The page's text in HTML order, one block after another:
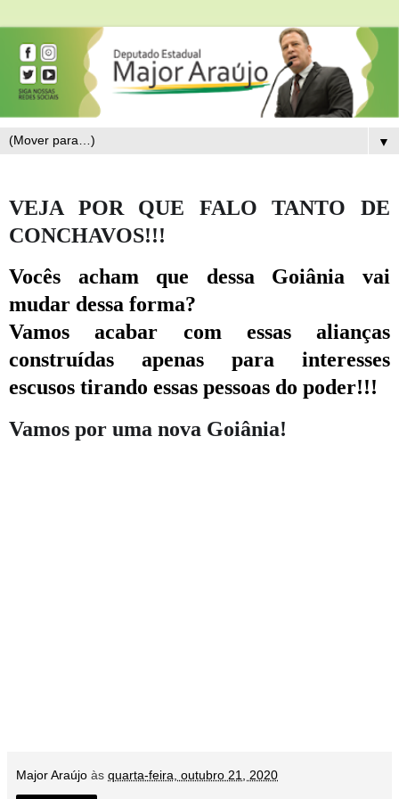
▼
VEJA POR QUE FALO TANTO DE
CONCHAVOS!!!
Vocês acham que dessa Goiânia vai
mudar dessa forma?
Vamos acabar com essas alianças
construídas apenas para interesses
escusos tirando essas pessoas do poder!!!
Vamos por uma nova Goiânia!
Major Araújo às quarta-feira, outubro 21, 2020